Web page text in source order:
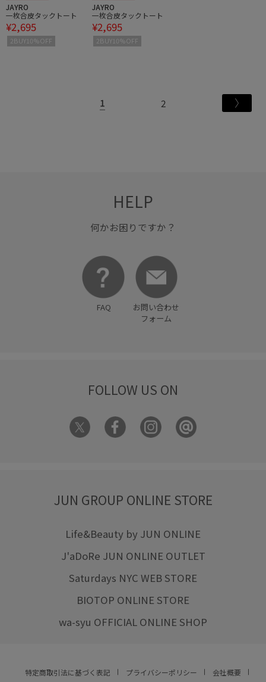
JAYRO
一枚合皮タックトート
¥2,695
2BUY10%OFF
JAYRO
一枚合皮タックトート
¥2,695
2BUY10%OFF
1 2
HELP
何かお困りですか？
FAQ
お問い合わせ
フォーム
FOLLOW US ON
JUN GROUP ONLINE STORE
Life&Beauty by JUN ONLINE
J'aDoRe JUN ONLINE OUTLET
Saturdays NYC WEB STORE
BIOTOP ONLINE STORE
wa-syu OFFICIAL ONLINE SHOP
特定商取引法に基づく表記 プライバシーポリシー
会社概要